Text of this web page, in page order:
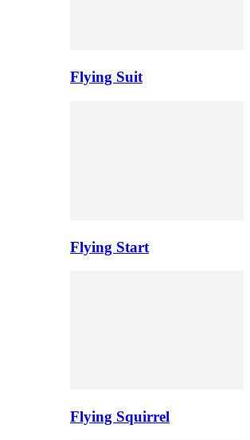
Flying Suit
Flying Start
Flying Squirrel